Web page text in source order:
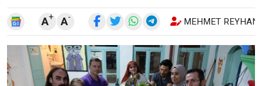
A+ A- MEHMET